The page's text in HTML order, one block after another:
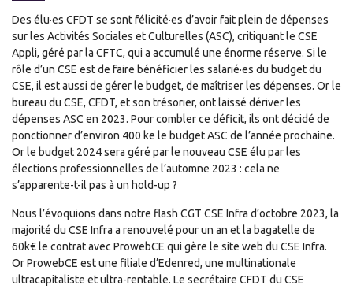
Des élu·es CFDT se sont félicité·es d’avoir fait plein de dépenses
sur les Activités Sociales et Culturelles (ASC), critiquant le CSE
Appli, géré par la CFTC, qui a accumulé une énorme réserve. Si le
rôle d’un CSE est de faire bénéficier les salarié·es du budget du
CSE, il est aussi de gérer le budget, de maîtriser les dépenses. Or le
bureau du CSE, CFDT, et son trésorier, ont laissé dériver les
dépenses ASC en 2023. Pour combler ce déficit, ils ont décidé de
ponctionner d’environ 400 ke le budget ASC de l’année prochaine.
Or le budget 2024 sera géré par le nouveau CSE élu par les
élections professionnelles de l’automne 2023 : cela ne
s’apparente-t-il pas à un hold-up ?
Nous l’évoquions dans notre flash CGT CSE Infra d’octobre 2023, la
majorité du CSE Infra a renouvelé pour un an et la bagatelle de
60k€ le contrat avec ProwebCE qui gère le site web du CSE Infra.
Or ProwebCE est une filiale d’Edenred, une multinationale
ultracapitaliste et ultra-rentable. Le secrétaire CFDT du CSE